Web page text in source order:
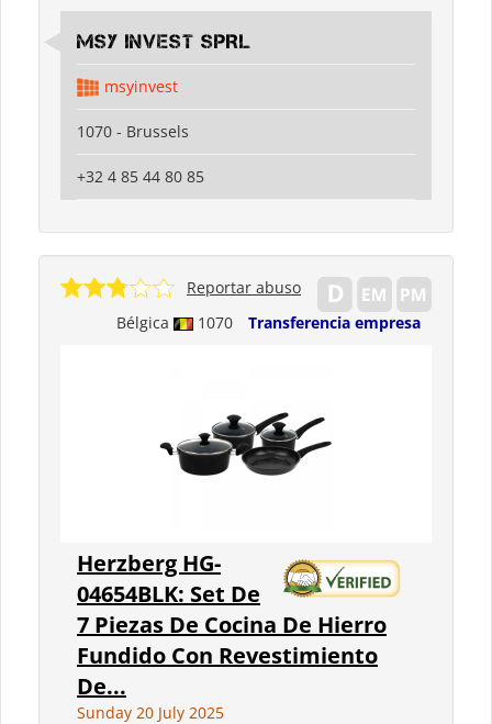
MSY INVEST SPRL
msyinvest
1070 - Brussels
+32 4 85 44 80 85
Bélgica 1070 Transferencia empresa
Reportar abuso
Herzberg HG-
04654BLK: Set De
7 Piezas De Cocina De Hierro
Fundido Con Revestimiento
De...
Sunday 20 July 2025